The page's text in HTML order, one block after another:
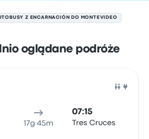
Z ENCARNACIÓN DO MONTEVIDEO
oglądane podróże
17g 45m
07:15
Tres Cruces